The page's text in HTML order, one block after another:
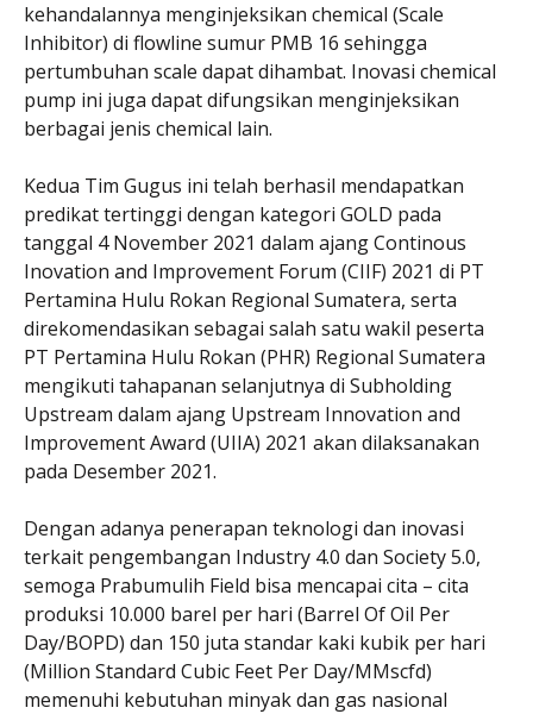
kehandalannya menginjeksikan chemical (Scale
Inhibitor) di flowline sumur PMB 16 sehingga
pertumbuhan scale dapat dihambat. Inovasi chemical
pump ini juga dapat difungsikan menginjeksikan
berbagai jenis chemical lain.
Kedua Tim Gugus ini telah berhasil mendapatkan
predikat tertinggi dengan kategori GOLD pada
tanggal 4 November 2021 dalam ajang Continous
Inovation and Improvement Forum (CIIF) 2021 di PT
Pertamina Hulu Rokan Regional Sumatera, serta
direkomendasikan sebagai salah satu wakil peserta
PT Pertamina Hulu Rokan (PHR) Regional Sumatera
mengikuti tahapanan selanjutnya di Subholding
Upstream dalam ajang Upstream Innovation and
Improvement Award (UIIA) 2021 akan dilaksanakan
pada Desember 2021.
Dengan adanya penerapan teknologi dan inovasi
terkait pengembangan Industry 4.0 dan Society 5.0,
semoga Prabumulih Field bisa mencapai cita – cita
produksi 10.000 barel per hari (Barrel Of Oil Per
Day/BOPD) dan 150 juta standar kaki kubik per hari
(Million Standard Cubic Feet Per Day/MMscfd)
memenuhi kebutuhan minyak dan gas nasional